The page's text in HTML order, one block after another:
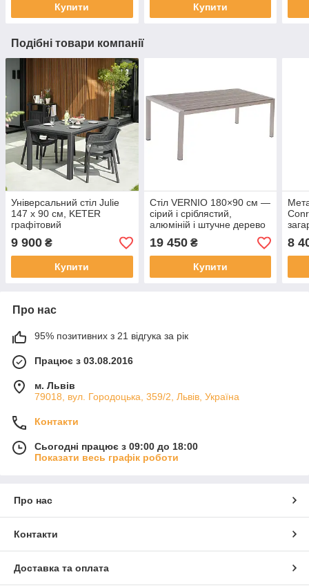
Купити Купити
Подібні товари компанії
Універсальний стіл Julie
147 x 90 см, KETER
графітовий
9 900 ₴
Купити
Стіл VERNIO 180×90 см —
сірий і сріблястий,
алюміній і штучне дерево
19 450₴
Купити
8
Про нас
95% позитивних з 21 відгука за рік
Працює з 03.08.2016
м. Львів
79018, вул. Городоцька, 359/2, Львів, Україна
Контакти
Сьогодні працює з 09:00 до 18:00
Показати весь графік роботи
Про нас
Контакти
Доставка та оплата